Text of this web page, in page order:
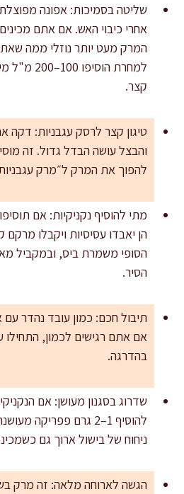
שליטה בסמיכות: אפונה
אחרי כיבוי האש. אם אתם
המרק מעט יותר נוזלי ממה
למחרת
קצר.
טיגון קצר לרסק עגבניות: דקה
והבצל עושה הבדל גדול. זה
להפוך את המרק ל״מרק
מתי להוסיף נקניקיות: אם
הן יאבדו עסיסיות ויקבלו
הסופי משמרת ביס, ובמקביל
הסיר.
תיבול חכם: כמון עובד נהדר עם
בהדרגה.
שדרוג בסגנון מעושן: אם
להוסיף 1–2 גרם פפריקה
ניחוח של בישול ארוך גם
הגשה לארוחה מלאה: זה מרק